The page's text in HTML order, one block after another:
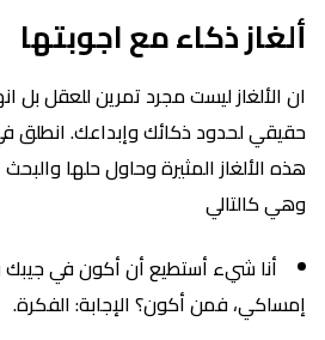
ألغاز ذكاء مع اجوبتها
ان الألغاز ليست مجرد تمرين للعقل بل
حقيقي لحدود ذكائك وإبداعك. انطلق
هذه الألغاز المثيرة وحاول حلها
وهي كالتالي
أنا شيء أستطيع أن أكون في
إمساكي، فمن أكون؟ الإجابة: الفكرة.